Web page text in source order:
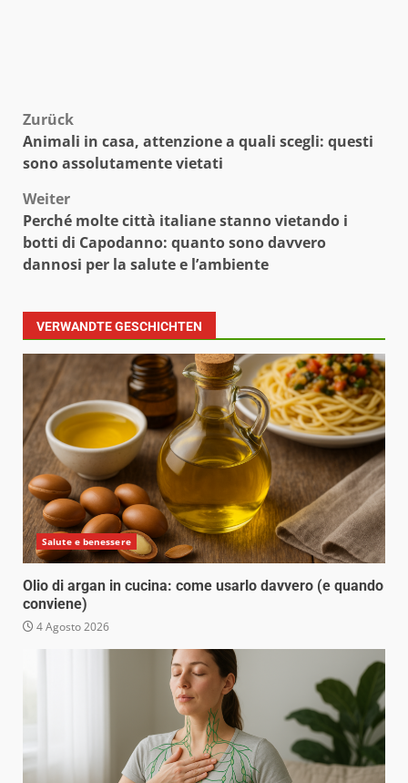
Beitragsnavigation
Zurück
Animali in casa, attenzione a quali scegli: questi
sono assolutamente vietati
Weiter
Perché molte città italiane stanno vietando i
botti di Capodanno: quanto sono davvero
dannosi per la salute e l’ambiente
VERWANDTE GESCHICHTEN
Salute e benessere
Olio di argan in cucina: come usarlo davvero (e quando
conviene)
4 Agosto 2026